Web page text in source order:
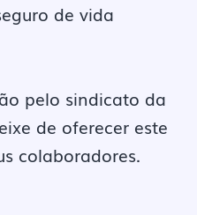
de vida
pelo sindicato da
de oferecer este
colaboradores.